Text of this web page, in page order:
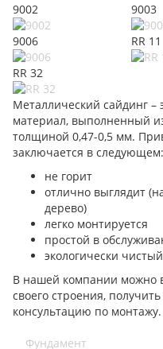
9002 9003
9006 RR 11
RR 32
Металлический сайдинг
материал, выполненный
толщиной 0,47-0,5 мм.
заключается в следующем:
не горит
отлично выглядит
дерево)
легко монтируется
простой в
экологически чистый
В нашей компании можно
своего строения,
консультацию по монтажу.
Фундамент